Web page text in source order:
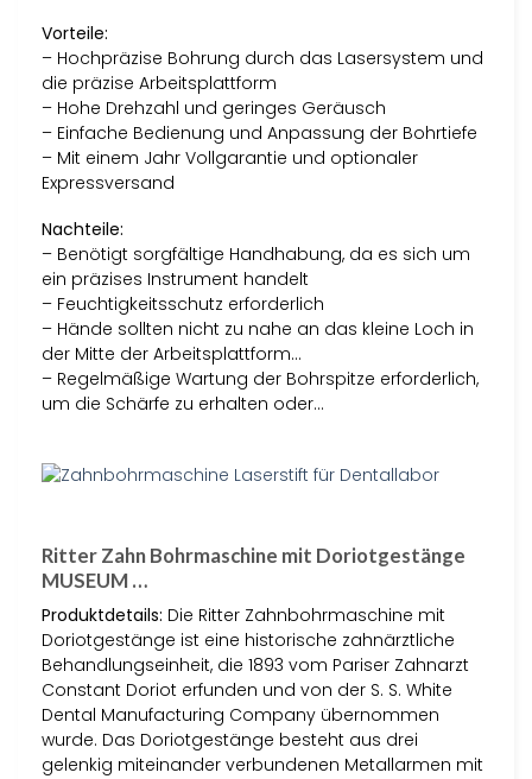
Vorteile:
– Hochpräzise Bohrung durch das Lasersystem und
die präzise Arbeitsplattform
– Hohe Drehzahl und geringes Geräusch
– Einfache Bedienung und Anpassung der Bohrtiefe
– Mit einem Jahr Vollgarantie und optionaler
Expressversand
Nachteile:
– Benötigt sorgfältige Handhabung, da es sich um
ein präzises Instrument handelt
– Feuchtigkeitsschutz erforderlich
– Hände sollten nicht zu nahe an das kleine Loch in
der Mitte der Arbeitsplattform…
– Regelmäßige Wartung der Bohrspitze erforderlich,
um die Schärfe zu erhalten oder…
Ritter Zahn Bohrmaschine mit Doriotgestänge
MUSEUM …
Produktdetails: Die Ritter Zahnbohrmaschine mit
Doriotgestänge ist eine historische zahnärztliche
Behandlungseinheit, die 1893 vom Pariser Zahnarzt
Constant Doriot erfunden und von der S. S. White
Dental Manufacturing Company übernommen
wurde. Das Doriotgestänge besteht aus drei
gelenkig miteinander verbundenen Metallarmen mit